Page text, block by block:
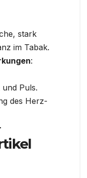
stark
im Tabak.
:
Puls.
des Herz-